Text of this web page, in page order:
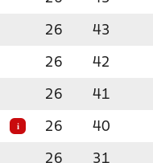
26 43
26 42
26 41
i 26 40
26 31